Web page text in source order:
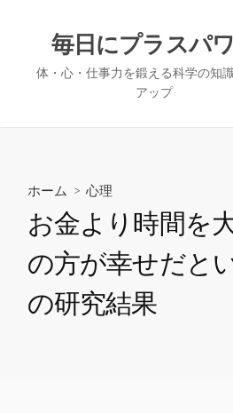
毎日にプラスパ
体・心・仕事力を鍛える科学の知
アップ
ホーム > 心理
お金より時間を
の方が幸せだと
の研究結果